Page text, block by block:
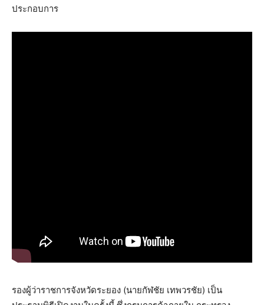
ประกอบการ
รองผู้ว่าราชการจังหวัดระยอง (นายกัฬชัย เทพวรชัย) เป็น